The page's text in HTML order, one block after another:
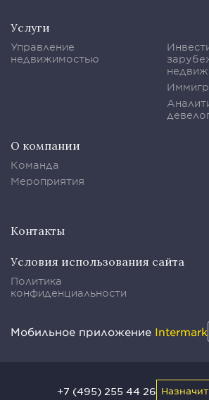
Услуги
Управление
недвижимостью
О компании
Команда
Мероприятия
Контакты
Условия использования сайта
Политика
конфиденциальности
Мобильное приложение Intermark
+7 (495) 255 44 26